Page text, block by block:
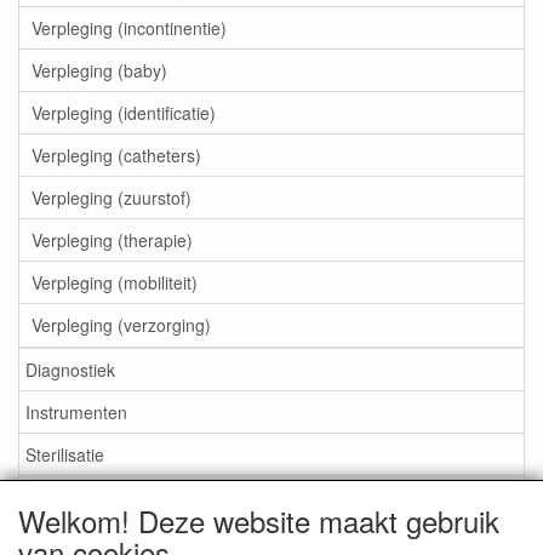
Verpleging (incontinentie)
Verpleging (baby)
Verpleging (identificatie)
Verpleging (catheters)
Verpleging (zuurstof)
Verpleging (therapie)
Verpleging (mobiliteit)
Verpleging (verzorging)
Diagnostiek
Instrumenten
Sterilisatie
Aktieartikelen
Welkom! Deze website maakt gebruik